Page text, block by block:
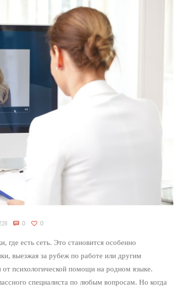
0 0
где есть сеть. Это становится особенно
выезжая за рубеж по работе или другим
психологической помощи на родном языке.
специалиста по любым вопросам. Но когда